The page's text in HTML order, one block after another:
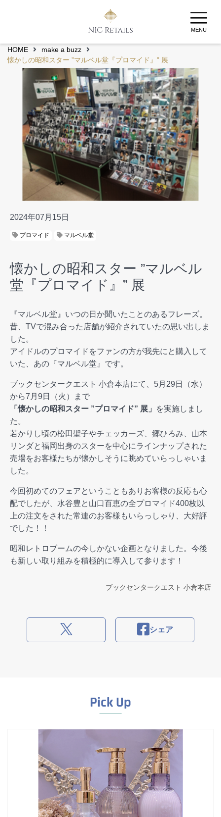
MENU
HOME
make a buzz
懐かしの昭和スター ”マルベル堂『プロマイド』” 展
2024年07月15日
プロマイド マルベル堂
懐かしの昭和スター ”マルベル
堂『プロマイド』” 展
『マルベル堂』いつの日か聞いたことのあるフレーズ。
昔、TVで混み合った店舗が紹介されていたの思い出しま
した。
アイドルのプロマイドをファンの方が我先にと購入して
いた、あの『マルベル堂』です。
ブックセンタークエスト 小倉本店にて、5月29日（水）
から7月9日（火）まで
「懐かしの昭和スター ”プロマイド” 展」
を実施しまし
た。
若かりし頃の松田聖子やチェッカーズ、郷ひろみ、山本
リンダと福岡出身のスターを中心にラインナップされた
売場をお客様たちが懐かしそうに眺めていらっしゃいま
した。
今回初めてのフェアということもありお客様の反応も心
配でしたが、水谷豊と山口百恵の全プロマイド400枚以
上の注文をされた常連のお客様もいらっしゃり、大好評
でした！！
昭和レトロブームの今しかない企画となりました。今後
も新しい取り組みを積極的に導入して参ります！
ブックセンタークエスト 小倉本店
シェア
Pick Up